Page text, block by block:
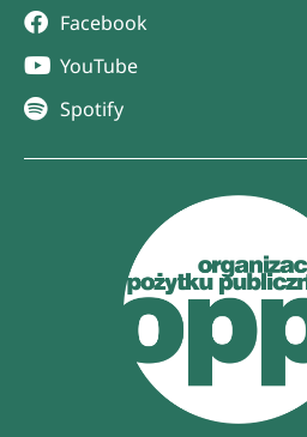
Facebook
YouTube
Spotify